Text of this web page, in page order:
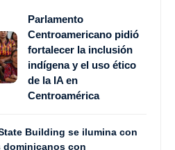
Parlamento
Centroamericano pidió
fortalecer la inclusión
indígena y el uso ético
de la IA en
Centroamérica
Building se ilumina con
dominicanos con